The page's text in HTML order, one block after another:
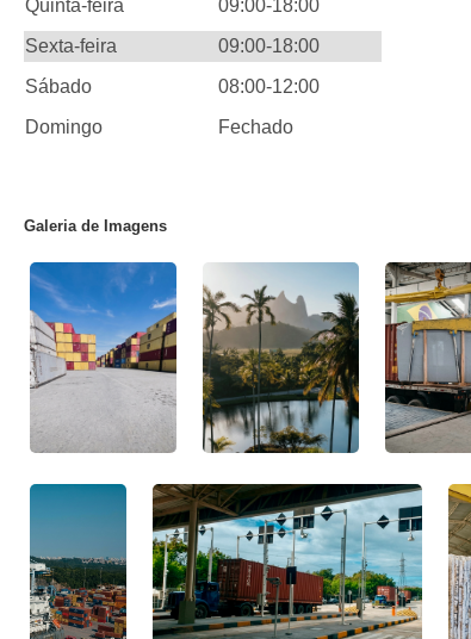
Quinta-feira
09:00-18:00
Sexta-feira
09:00-18:00
Sábado
08:00-12:00
Domingo
Fechado
Galeria de Imagens